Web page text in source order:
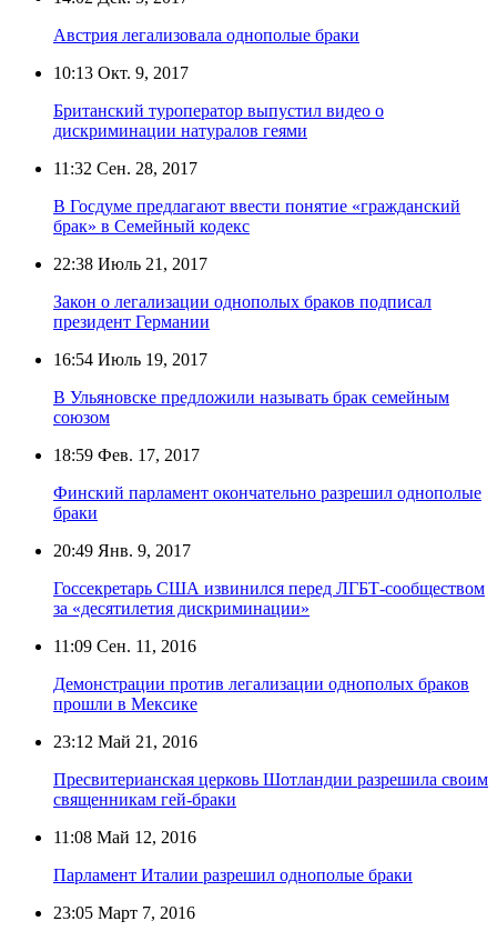
Австрия легализовала однополые браки
10:13 Окт. 9, 2017
Британский туроператор выпустил видео о
дискриминации натуралов геями
11:32 Сен. 28, 2017
В Госдуме предлагают ввести понятие «гражданский
брак» в Семейный кодекс
22:38 Июль 21, 2017
Закон о легализации однополых браков подписал
президент Германии
16:54 Июль 19, 2017
В Ульяновске предложили называть брак семейным
союзом
18:59 Фев. 17, 2017
Финский парламент окончательно разрешил однополые
браки
20:49 Янв. 9, 2017
Госсекретарь США извинился перед ЛГБТ-сообществом
за «десятилетия дискриминации»
11:09 Сен. 11, 2016
Демонстрации против легализации однополых браков
прошли в Мексике
23:12 Май 21, 2016
Пресвитерианская церковь Шотландии разрешила своим
священникам гей-браки
11:08 Май 12, 2016
Парламент Италии разрешил однополые браки
23:05 Март 7, 2016